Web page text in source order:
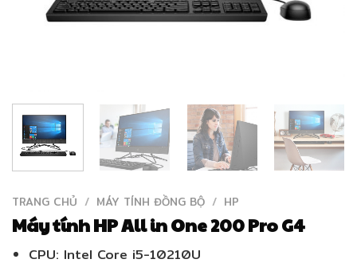
TRANG CHỦ / MÁY TÍNH ĐỒNG BỘ / HP
Máy tính HP All in One 200 Pro G4
CPU: Intel Core i5-10210U